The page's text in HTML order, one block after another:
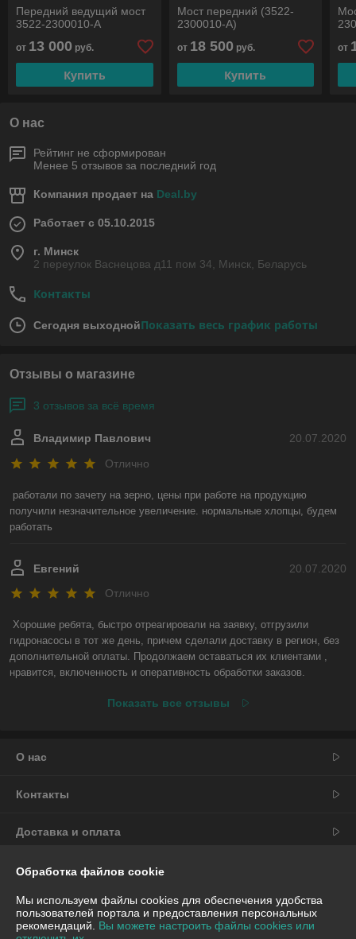
Передний ведущий мост
3522-2300010-А
от 13 000 руб.
Купить
Мост передний (3522-
2300010-А)
от 18 500 руб.
Купить
от
О нас
Рейтинг не сформирован
Менее 5 отзывов за последний год
Компания продает на Deal.by
Работает с 05.10.2015
г. Минск
2 переулок Васнецова д11 пом 34, Минск, Беларусь
Контакты
Сегодня выходнойПоказать весь график работы
Отзывы о магазине
3 отзывов за всё время
20.07.2020
Владимир Павлович
Отлично
работали по зачету на зерно, цены при работе на продукцию
получили незначительное увеличение. нормальные хлопцы, будем
работать
20.07.2020
Евгений
Отлично
Хорошие ребята, быстро отреагировали на заявку, отгрузили
гидронасосы в тот же день, причем сделали доставку в регион, без
дополнительной оплаты. Продолжаем оставаться их клиентами ,
нравится, включенность и оперативность обработки заказов.
Показать все отзывы
О нас
Контакты
Доставка и оплата
График работы
Полная версия сайта
Обработка файлов cookie
Мы используем файлы cookies для обеспечения удобства
пользователей портала и предоставления персональных
рекомендаций. Вы можете настроить файлы cookies или